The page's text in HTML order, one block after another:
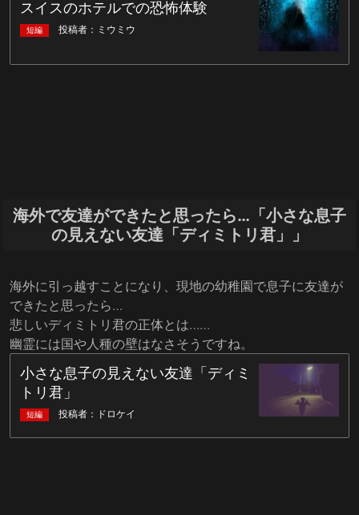
海外で友達ができたと思ったら…「小さな息子
の見えない友達「ディミトリ君」」
海外に引っ越すことになり、現地の幼稚園で息子に友達が
できたと思ったら…
悲しいディミトリ君の正体とは……
幽霊には国や人種の壁はなさそうですね。